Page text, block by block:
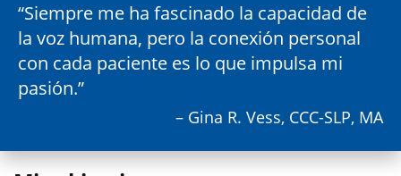
Siempre me ha fascinado la capacidad de
la voz humana, pero la conexión personal
con cada paciente es lo que impulsa mi
pasión.
– Gina R. Vess, CCC-SLP, MA